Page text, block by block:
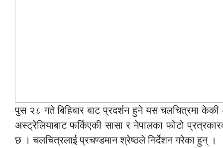
पुस २८ गते बिहिबार बाट प्रदर्शन हुने यस चलचित्रमा
अस्ट्रेलियाबाट फर्किएकी सासा र नेपालका फोटो
छ । चलचित्रलाई प्रचण्डमान श्रेष्ठले निर्देशन गरेका हुन् ।